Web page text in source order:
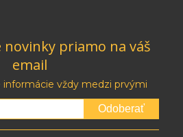
novinky priamo na váš
email
informácie vždy medzi prvými
Odoberať